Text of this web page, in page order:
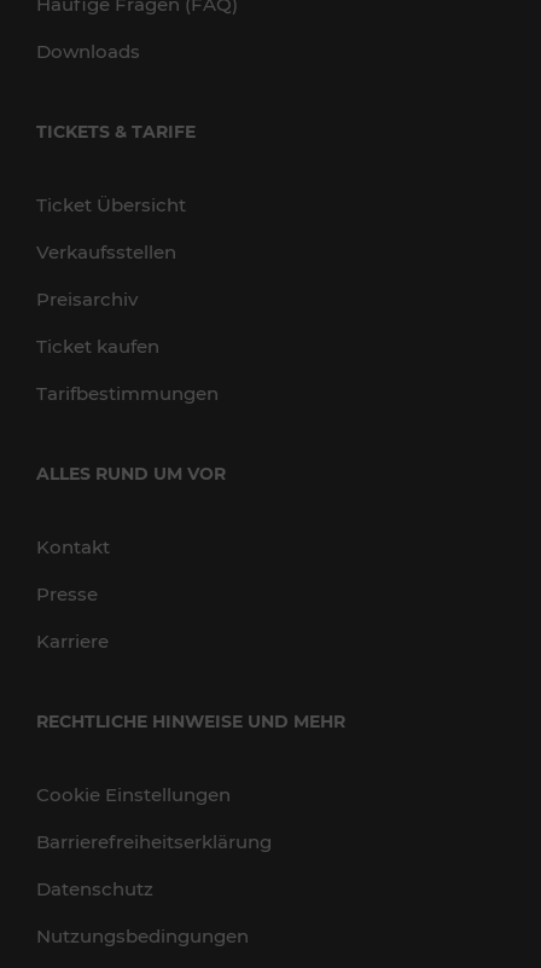
Downloads
TICKETS & TARIFE
Ticket Übersicht
Verkaufsstellen
Preisarchiv
Ticket kaufen
Tarifbestimmungen
ALLES RUND UM VOR
Kontakt
Presse
Karriere
RECHTLICHE HINWEISE UND MEHR
Cookie Einstellungen
Barrierefreiheitserklärung
Datenschutz
Nutzungsbedingungen